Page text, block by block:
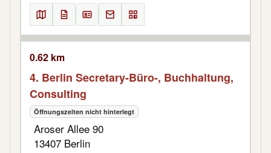
0.62 km
4. Berlin Secretary-Büro-, Buchhaltung,
Consulting
Öffnungszeiten nicht hinterlegt
Aroser Allee 90
13407 Berlin